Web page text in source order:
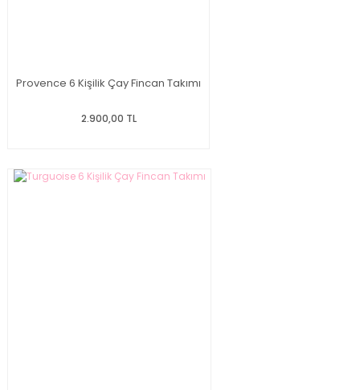
Provence 6 Kişilik Çay Fincan Takımı
2.900,00 TL